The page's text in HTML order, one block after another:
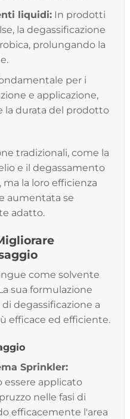
liquidi:In prodotti
la degassificazione
prolungando la
per i
e applicazione,
la durata del prodotto
tradizionali, come la
e il degassamento
la loro efficienza
aumentata se
adatto.
come solvente
sua formulazione
degassificazione a
efficace ed efficiente.
Sprinkler:
essere applicato
nelle fasi di
efficacemente l'area